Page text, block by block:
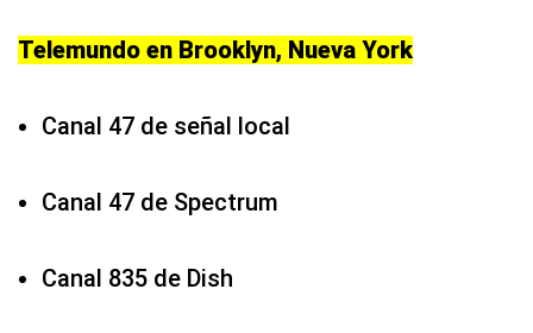
Telemundo en Brooklyn, Nueva York
Canal 47 de señal local
Canal 47 de Spectrum
Canal 835 de Dish